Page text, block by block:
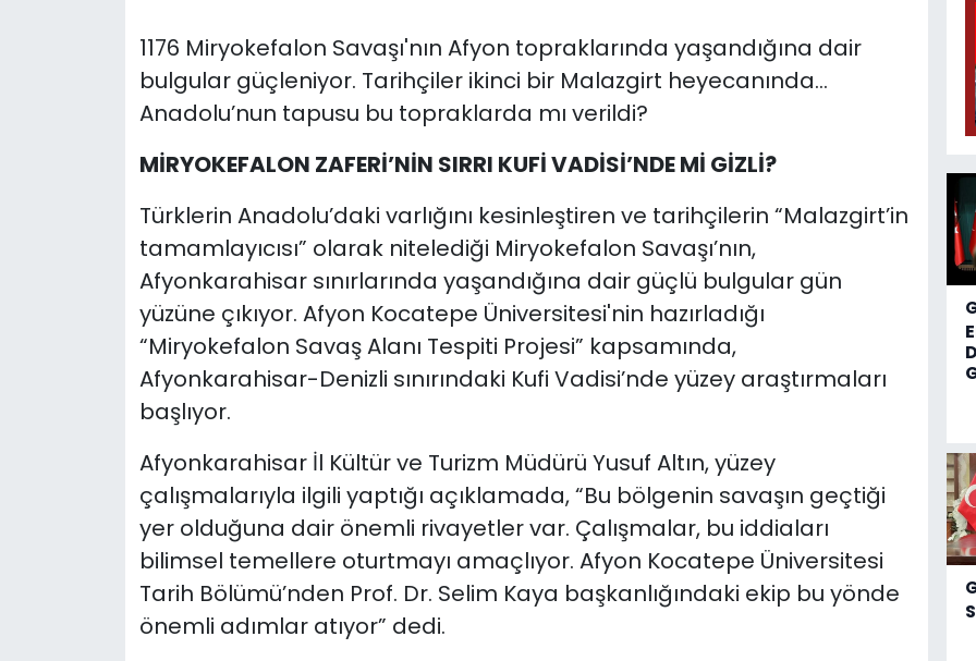
1176 Miryokefalon Savaşı'nın Afyon topraklarında yaşandığına dair
bulgular güçleniyor. Tarihçiler ikinci bir Malazgirt heyecanında…
Anadolu’nun tapusu bu topraklarda mı verildi?
MİRYOKEFALON ZAFERİ’NİN SIRRI KUFİ VADİSİ’NDE Mİ GİZLİ?
Türklerin Anadolu’daki varlığını kesinleştiren ve tarihçilerin “Malazgirt’in
tamamlayıcısı” olarak nitelediği Miryokefalon Savaşı’nın,
Afyonkarahisar sınırlarında yaşandığına dair güçlü bulgular gün
yüzüne çıkıyor. Afyon Kocatepe Üniversitesi'nin hazırladığı
“Miryokefalon Savaş Alanı Tespiti Projesi” kapsamında,
Afyonkarahisar-Denizli sınırındaki Kufi Vadisi’nde yüzey araştırmaları
başlıyor.
Afyonkarahisar İl Kültür ve Turizm Müdürü Yusuf Altın, yüzey
çalışmalarıyla ilgili yaptığı açıklamada, “Bu bölgenin savaşın geçtiği
yer olduğuna dair önemli rivayetler var. Çalışmalar, bu iddiaları
bilimsel temellere oturtmayı amaçlıyor. Afyon Kocatepe Üniversitesi
Tarih Bölümü’nden Prof. Dr. Selim Kaya başkanlığındaki ekip bu yönde
önemli adımlar atıyor” dedi.